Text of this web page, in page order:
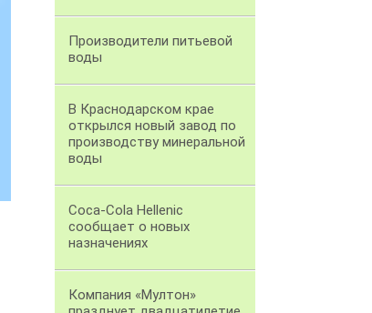
Производители питьевой
воды
В Краснодарском крае
открылся новый завод по
производству минеральной
воды
Coca-Cola Hellenic
сообщает о новых
назначениях
Компания «Мултон»